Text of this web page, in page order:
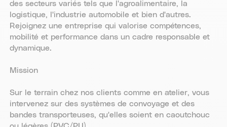
des secteurs variés tels que l'agroalimentaire, la
logistique, l'industrie automobile et bien d'autres.
Rejoignez une entreprise qui valorise compétences,
mobilité et performance dans un cadre responsable et
dynamique.
Mission
Sur le terrain chez nos clients comme en atelier, vous
intervenez sur des systèmes de convoyage et des
bandes transporteuses, qu'elles soient en caoutchouc